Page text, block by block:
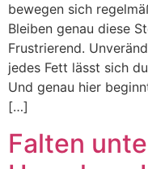
bewegen sich
Bleiben genau diese
Frustrierend.
jedes Fett lässt sich
Und genau hier
[…]
Falten